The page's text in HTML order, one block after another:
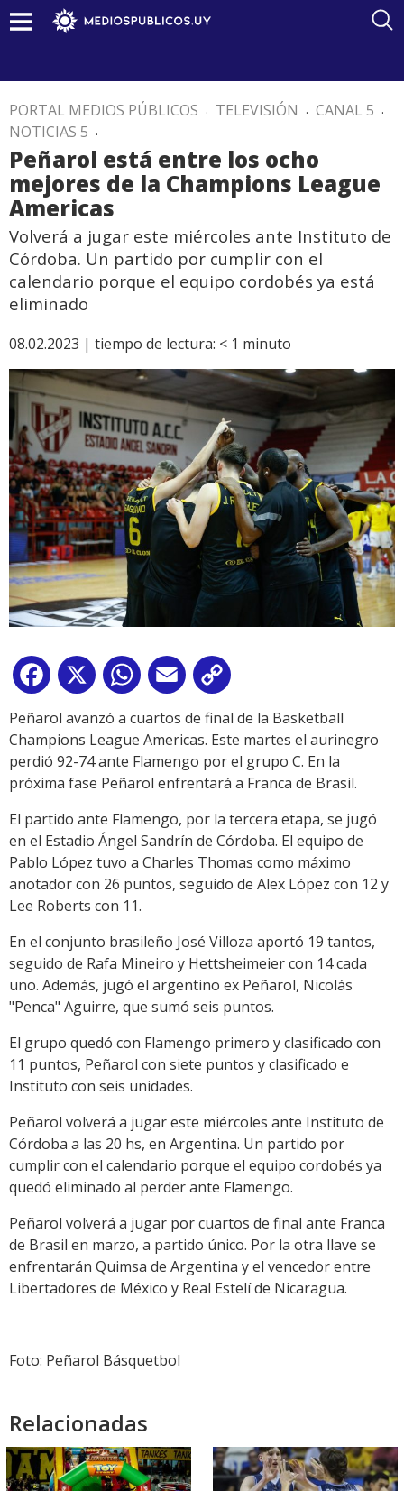
PORTAL MEDIOS PÚBLICOS . TELEVISIÓN . CANAL 5 .
NOTICIAS 5 .
Peñarol está entre los ocho
mejores de la Champions League
Americas
Volverá a jugar este miércoles ante Instituto de
Córdoba. Un partido por cumplir con el
calendario porque el equipo cordobés ya está
eliminado
08.02.2023 | tiempo de lectura: < 1 minuto
Facebook
X WhatsApp
Email
Link
Peñarol avanzó a cuartos de final de la Basketball
Champions League Americas. Este martes el aurinegro
perdió 92-74 ante Flamengo por el grupo C. En la
próxima fase Peñarol enfrentará a Franca de Brasil.
El partido ante Flamengo, por la tercera etapa, se jugó
en el Estadio Ángel Sandrín de Córdoba. El equipo de
Pablo López tuvo a Charles Thomas como máximo
anotador con 26 puntos, seguido de Alex López con 12 y
Lee Roberts con 11.
En el conjunto brasileño José Villoza aportó 19 tantos,
seguido de Rafa Mineiro y Hettsheimeier con 14 cada
uno. Además, jugó el argentino ex Peñarol, Nicolás
"Penca" Aguirre, que sumó seis puntos.
El grupo quedó con Flamengo primero y clasificado con
11 puntos, Peñarol con siete puntos y clasificado e
Instituto con seis unidades.
Peñarol volverá a jugar este miércoles ante Instituto de
Córdoba a las 20 hs, en Argentina. Un partido por
cumplir con el calendario porque el equipo cordobés ya
quedó eliminado al perder ante Flamengo.
Peñarol volverá a jugar por cuartos de final ante Franca
de Brasil en marzo, a partido único. Por la otra llave se
enfrentarán Quimsa de Argentina y el vencedor entre
Libertadores de México y Real Estelí de Nicaragua.
Foto: Peñarol Básquetbol
Relacionadas